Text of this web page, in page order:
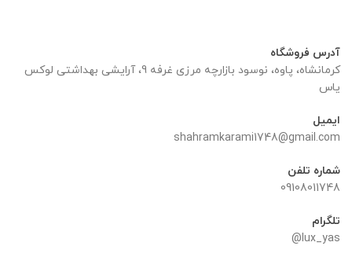
آدرس فروشگاه
کرمانشاه، پاوه، نوسود بازارچه مرزی غرفه 9، آرایشی بهداشتی لوکس
یاس
ایمیل
shahramkarami1748@gmail.com
شماره تلفن
09108011748
تلگرام
lux_yas@